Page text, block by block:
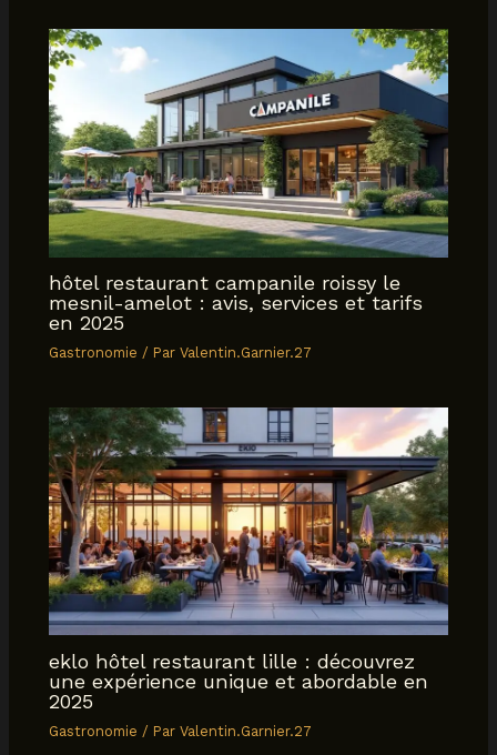
hôtel restaurant campanile roissy le
mesnil-amelot : avis, services et tarifs
en 2025
Gastronomie / ParValentin.Garnier.27
eklo hôtel restaurant lille : découvrez
une expérience unique et abordable en
2025
Gastronomie / ParValentin.Garnier.27